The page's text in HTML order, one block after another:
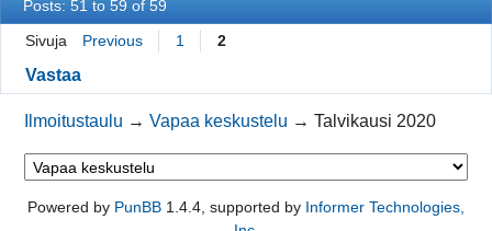
Posts: 51 to 59 of 59
Sivuja Previous 1 2
Vastaa
Ilmoitustaulu →Vapaa keskustelu →Talvikausi 2020
Powered by PunBB 1.4.4, supported by Informer Technologies,